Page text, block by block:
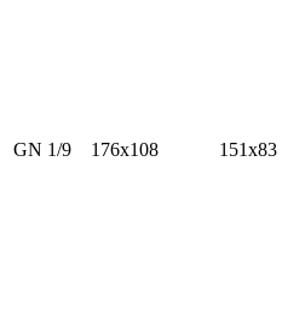
GN 1/9 176x108 151x83